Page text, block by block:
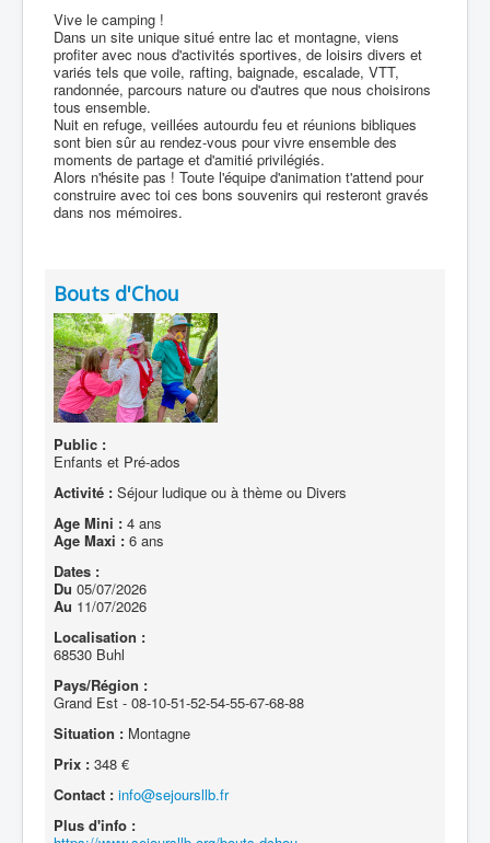
Vive le camping !
Dans un site unique situé entre lac et montagne, viens
profiter avec nous d'activités sportives, de loisirs divers et
variés tels que voile, rafting, baignade, escalade, VTT,
randonnée, parcours nature ou d'autres que nous choisirons
tous ensemble.
Nuit en refuge, veillées autourdu feu et réunions bibliques
sont bien sûr au rendez-vous pour vivre ensemble des
moments de partage et d'amitié privilégiés.
Alors n'hésite pas ! Toute l'équipe d'animation t'attend pour
construire avec toi ces bons souvenirs qui resteront gravés
dans nos mémoires.
Bouts d'Chou
Public :
Enfants et Pré-ados
Activité : Séjour ludique ou à thème ou Divers
Age Mini : 4 ans
Age Maxi : 6 ans
Dates :
Du 05/07/2026
Au 11/07/2026
Localisation :
68530 Buhl
Pays/Région :
Grand Est - 08-10-51-52-54-55-67-68-88
Situation : Montagne
Prix : 348 €
Contact : info@sejoursllb.fr
Plus d'info :